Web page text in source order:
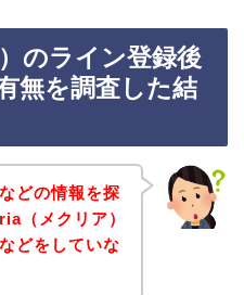
のライン登録後
無を調査した結
どの情報を探
（メクリア）
どをしていな